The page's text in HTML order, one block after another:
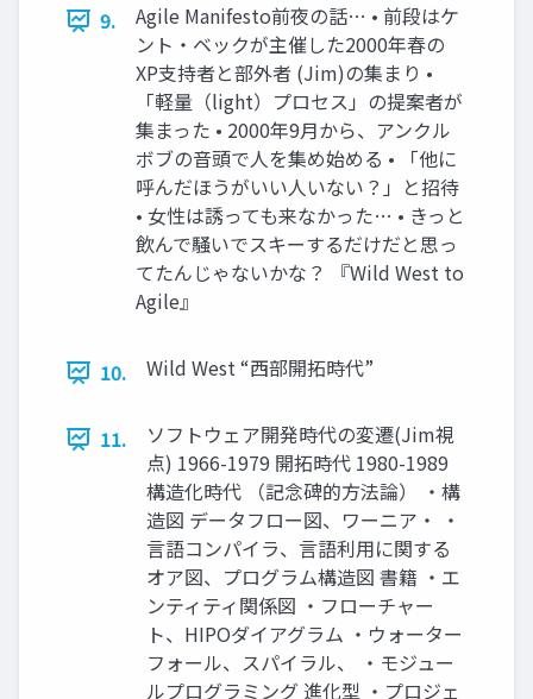
9.
Agile Manifesto前夜の話… • 前段はケ
ント・ベックが主催した2000年春の
XP支持者と部外者 (Jim)の集まり •
「軽量（light）プロセス」の提案者が
集まった • 2000年9月から、アンクル
ボブの音頭で人を集め始める • 「他に
呼んだほうがいい人いない？」と招待
• 女性は誘っても来なかった… • きっと
飲んで騒いでスキーするだけだと思っ
てたんじゃないかな？ 『Wild West to
Agile』
10. Wild West “西部開拓時代”
11.
ソフトウェア開発時代の変遷(Jim視
点) 1966-1979 開拓時代 1980-1989
構造化時代 （記念碑的方法論） ・構
造図 データフロー図、ワーニア・ ・
言語コンパイラ、言語利用に関する
オア図、プログラム構造図 書籍 ・エ
ンティティ関係図 ・フローチャー
ト、HIPOダイアグラム ・ウォーター
フォール、スパイラル、 ・モジュー
ルプログラミング 進化型 ・プロジェ